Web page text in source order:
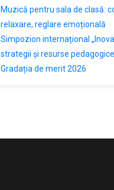
Muzică pentru sala de clasă:
relaxare, reglare emoțională
Simpozion internațional
strategii și resurse
Gradația de merit 2026